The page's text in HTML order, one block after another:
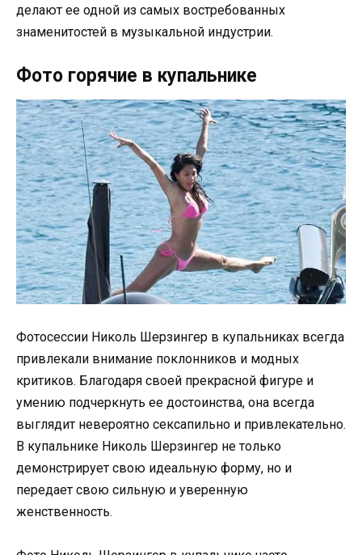
делают ее одной из самых востребованных
знаменитостей в музыкальной индустрии.
Фото горячие в купальнике
Фотосессии Николь Шерзингер в купальниках всегда
привлекали внимание поклонников и модных
критиков. Благодаря своей прекрасной фигуре и
умению подчеркнуть ее достоинства, она всегда
выглядит невероятно сексапильно и привлекательно.
В купальнике Николь Шерзингер не только
демонстрирует свою идеальную форму, но и
передает свою сильную и уверенную
женственность.